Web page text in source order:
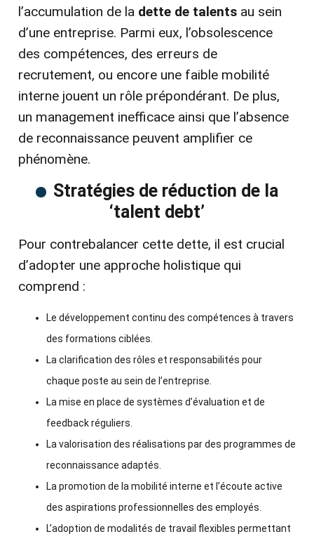
l’accumulation de la dette de talents au sein
d’une entreprise. Parmi eux, l’obsolescence
des compétences, des erreurs de
recrutement, ou encore une faible mobilité
interne jouent un rôle prépondérant. De plus,
un management inefficace ainsi que l’absence
de reconnaissance peuvent amplifier ce
phénomène.
Stratégies de réduction de la
‘talent debt’
Pour contrebalancer cette dette, il est crucial
d’adopter une approche holistique qui
comprend :
Le développement continu des compétences à travers
des formations ciblées.
La clarification des rôles et responsabilités pour
chaque poste au sein de l’entreprise.
La mise en place de systèmes d’évaluation et de
feedback réguliers.
La valorisation des réalisations par des programmes de
reconnaissance adaptés.
La promotion de la mobilité interne et l’écoute active
des aspirations professionnelles des employés.
L’adoption de modalités de travail flexibles permettant